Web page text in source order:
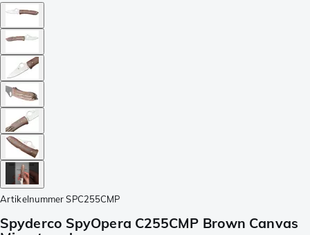
Artikelnummer SPC255CMP
Spyderco SpyOpera C255CMP Brown Canvas